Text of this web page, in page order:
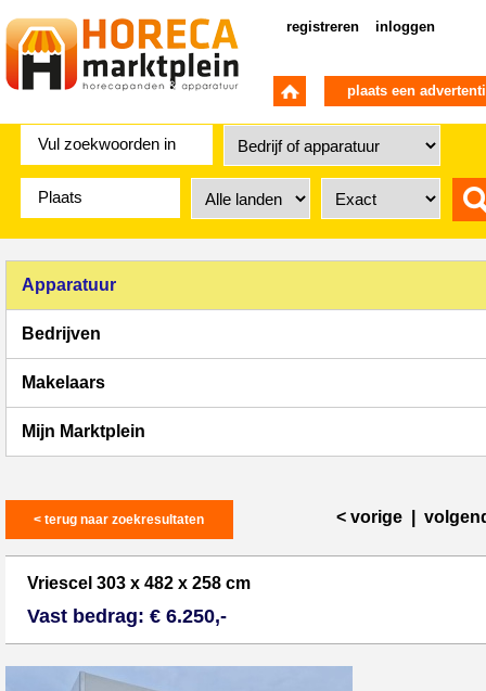
registreren inloggen
plaats een
Apparatuur
Bedrijven
Makelaars
Mijn Marktplein
< terug naar zoekresultaten < vorige
Vriescel 303 x 482 x 258 cm
Vast bedrag: € 6.250,-